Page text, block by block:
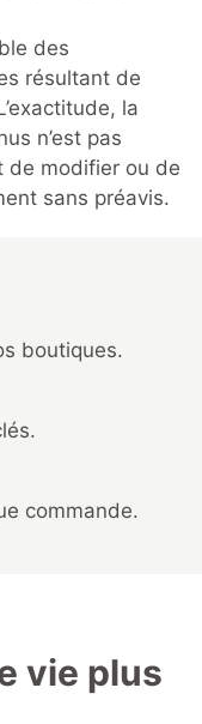
des
résultant de
la
n’est pas
de modifier ou de
sans préavis.
boutiques.
commande.
vie plus